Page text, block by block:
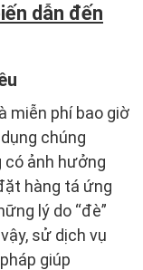
dẫn đến
miễn phí bao giờ
chúng
có ảnh hưởng
hàng tá ứng
lý do “đè”
sử dịch vụ
giúp